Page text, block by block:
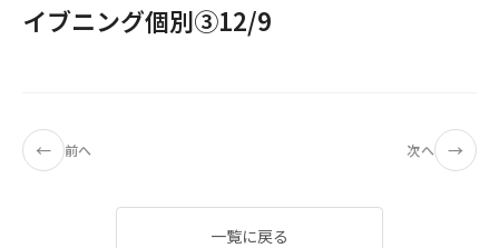
イブニング個別③12/9
← 前へ 次へ →
一覧に戻る